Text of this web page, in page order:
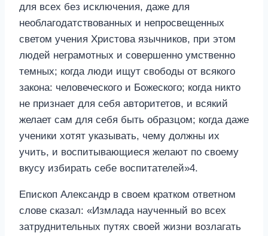
для всех без исключения, даже для
необлагодатствованных и непросвещенных
светом учения Христова язычников, при этом
людей неграмотных и совершенно умственно
темных; когда люди ищут свободы от всякого
закона: человеческого и Божеского; когда никто
не признает для себя авторитетов, и всякий
желает сам для себя быть образцом; когда даже
ученики хотят указывать, чему должны их
учить, и воспитывающиеся желают по своему
вкусу избирать себе воспитателей»4.
Епископ Александр в своем кратком ответном
слове сказал: «Измлада наученный во всех
затруднительных путях своей жизни возлагать